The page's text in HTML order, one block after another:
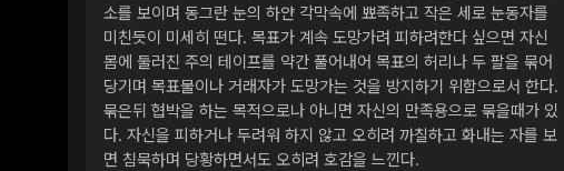
소를 보이며 동그란 눈의 하얀 각막속에 뾰족하고 작은 세로 눈동자를
미친듯이 미세히 떤다. 목표가 계속 도망가려 피하려한다 싶으면 자신
몸에 둘러진 주의 테이프를 약간 풀어내어 목표의 허리나 두 팔을 묶어
당기며 목표물이나 거래자가 도망가는 것을 방지하기 위함으로서 한다.
묶은뒤 협박을 하는 목적으로나 아니면 자신의 만족용으로 묶을때가 있
다. 자신을 피하거나 두려워 하지 않고 오히려 까칠하고 화내는 자를 보
면 침묵하며 당황하면서도 오히려 호감을 느낀다.